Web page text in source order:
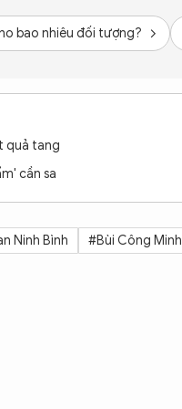
bao nhiêu đối tượng?
quả tang
cần sa
Ninh Bình #Bùi Công Minh